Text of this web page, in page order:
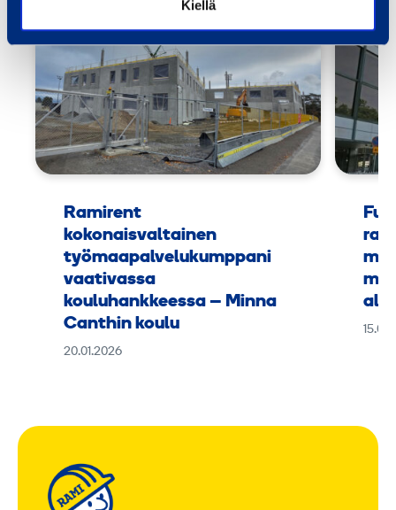
Kiellä
Ramirent
kokonaisvaltainen
työmaapalvelukumppani
vaativassa
kouluhankkeessa – Minna
Canthin koulu
20.01.2026